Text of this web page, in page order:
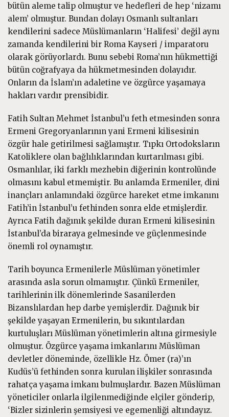
bütün aleme talip olmuştur ve hedefleri de hep ‘nizamı
alem’ olmuştur. Bundan dolayı Osmanlı sultanları
kendilerini sadece Müslümanların ‘Halifesi’ değil aynı
zamanda kendilerini bir Roma Kayseri / imparatoru
olarak görüyorlardı. Bunu sebebi Roma’nın hükmettiği
bütün coğrafyaya da hükmetmesinden dolayıdır.
Onların da İslam’ın adaletine ve özgürce yaşamaya
hakları vardır prensibidir.
Fatih Sultan Mehmet İstanbul’u feth etmesinden sonra
Ermeni Gregoryanlarının yani Ermeni kilisesinin
özgür hale getirilmesi sağlamıştır. Tıpkı Ortodoksların
Katoliklere olan bağlılıklarından kurtarılması gibi.
Osmanlılar, iki farklı mezhebin diğerinin kontrolünde
olmasını kabul etmemiştir. Bu anlamda Ermeniler, dini
inançları anlamındaki özgürce hareket etme imkanını
Fatih’in İstanbul’u fethinden sonra elde etmişlerdir.
Ayrıca Fatih dağınık şekilde duran Ermeni kilisesinin
İstanbul’da biraraya gelmesinde ve güçlenmesinde
önemli rol oynamıştır.
Tarih boyunca Ermenilerle Müslüman yönetimler
arasında asla sorun olmamıştır. Çünkü Ermeniler,
tarihlerinin ilk dönemlerinde Sasanilerden
Bizanslılardan hep darbe yemişlerdir. Dağınık bir
şekilde yaşayan Ermenilerin, bu sıkıntılardan
kurtuluşları Müslüman yönetimlerin altına girmesiyle
olmuştur. Özgürce yaşama imkanlarını Müslüman
devletler döneminde, özellikle Hz. Ömer (ra)’ın
Kudüs’ü fethinden sonra kurulan ilişkiler sonrasında
rahatça yaşama imkanı bulmuşlardır. Bazen Müslüman
yöneticiler onlarla ilgilenmediğinde elçiler gönderip,
‘Bizler sizinlerin şemsiyesi ve egemenliği altındayız.